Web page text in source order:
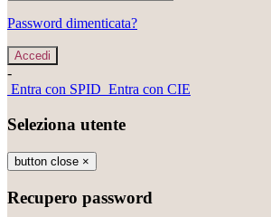
Password dimenticata?
-
Entra con SPID Entra con CIE
Seleziona utente
button close ×
Recupero password